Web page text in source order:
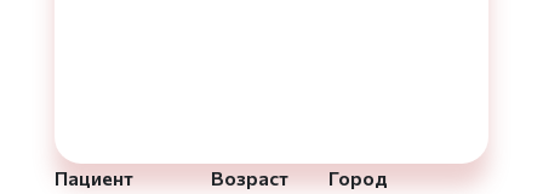
Пациент
Возраст
Город